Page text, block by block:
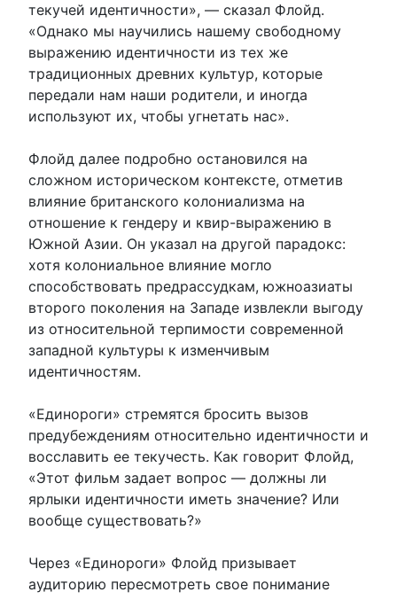
текучей идентичности», — сказал Флойд.
«Однако мы научились нашему свободному
выражению идентичности из тех же
традиционных древних культур, которые
передали нам наши родители, и иногда
используют их, чтобы угнетать нас».
Флойд далее подробно остановился на
сложном историческом контексте, отметив
влияние британского колониализма на
отношение к гендеру и квир-выражению в
Южной Азии. Он указал на другой парадокс:
хотя колониальное влияние могло
способствовать предрассудкам, южноазиаты
второго поколения на Западе извлекли выгоду
из относительной терпимости современной
западной культуры к изменчивым
идентичностям.
«Единороги» стремятся бросить вызов
предубеждениям относительно идентичности и
восславить ее текучесть. Как говорит Флойд,
«Этот фильм задает вопрос — должны ли
ярлыки идентичности иметь значение? Или
вообще существовать?»
Через «Единороги» Флойд призывает
аудиторию пересмотреть свое понимание